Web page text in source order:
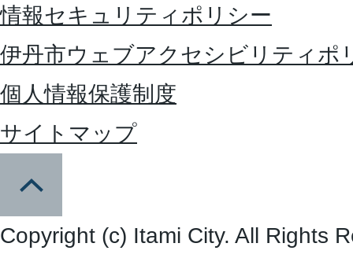
情報セキュリティポリシー
伊丹市ウェブアクセシビリティポ
個人情報保護制度
サイトマップ
Copyright (c) Itami City. All Rights